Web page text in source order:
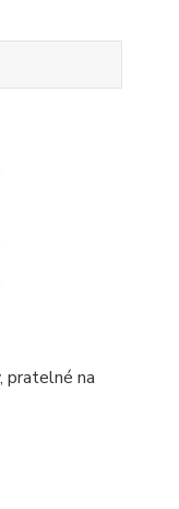
pratelné na